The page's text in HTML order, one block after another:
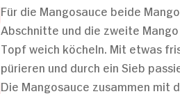
Für die Mangosauce beide
Abschnitte und die zweite
Topf weich köcheln. Mit etwas
pürieren und durch ein Sieb
Die Mangosauce zusammen mit